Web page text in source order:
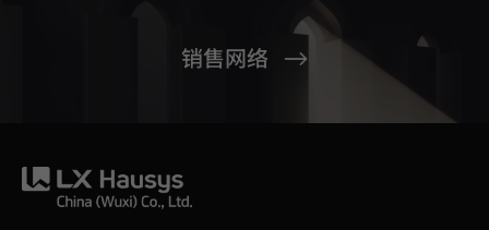
销售网络